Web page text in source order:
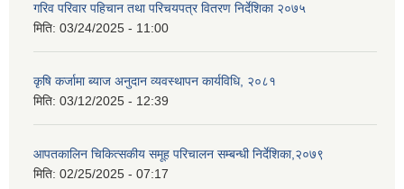
गरिव परिवार पहिचान तथा परिचयपत्र वितरण निर्देशिका २०७५
मिति: 03/24/2025 - 11:00
कृषि कर्जामा ब्याज अनुदान व्यवस्थापन कार्यविधि, २०८१
मिति: 03/12/2025 - 12:39
आपतकालिन चिकित्सकीय समूह परिचालन सम्बन्धी निर्देशिका,२०७९
मिति: 02/25/2025 - 07:17